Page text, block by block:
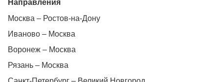
Направления
Москва – Ростов-на-Дону
Иваново – Москва
Воронеж – Москва
Рязань – Москва